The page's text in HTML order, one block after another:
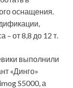
оснащения.
– от 8,8 до 12 т.
выполнили
«Динго»
S5000, а